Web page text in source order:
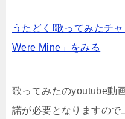
うたどく!歌ってみたチ
Were Mine」をみる
歌ってみたのyoutube動
諾が必要となりますので